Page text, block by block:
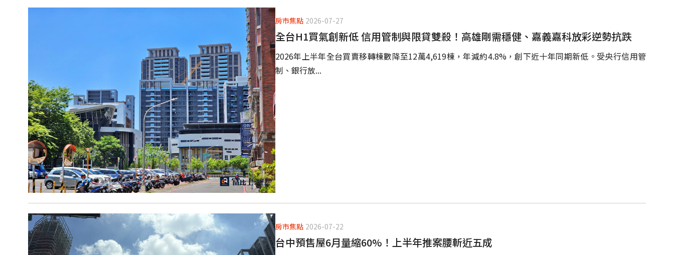
房市焦點 2026-07-27
全台H1買氣創新低 信用管制與限貸雙殺！高雄剛需穩健、嘉義嘉科放彩逆勢抗跌
2026年上半年全台買賣移轉棟數降至12萬4,619棟，年減約4.8%，創下近十年同期新低。受央行信用管
制、銀行放...
房市焦點 2026-07-22
台中預售屋6月量縮60%！上半年推案腰斬近五成